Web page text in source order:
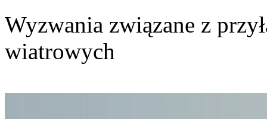
Wyzwania związane z
wiatrowych